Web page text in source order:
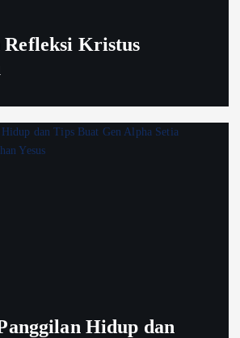
Refleksi Kristus
Hidup dan